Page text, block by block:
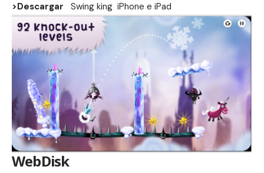
>Descargar
Swing king iPhone e iPad
WebDisk